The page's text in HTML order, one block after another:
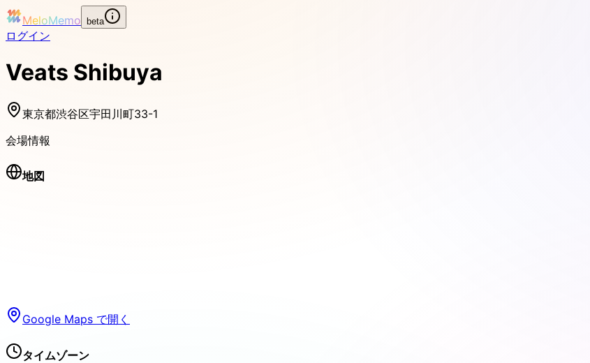
MeloMemo beta
ログイン
Veats Shibuya
東京都渋谷区宇田川町33-1
会場情報
地図
Google Maps で開く
タイムゾーン